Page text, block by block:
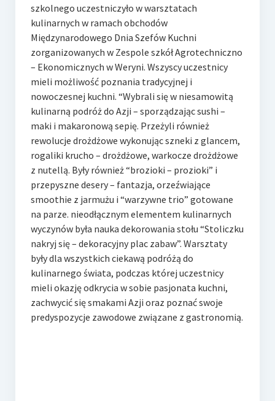
szkolnego uczestniczyło w warsztatach
kulinarnych w ramach obchodów
Międzynarodowego Dnia Szefów Kuchni
zorganizowanych w Zespole szkół Agrotechniczno
– Ekonomicznych w Weryni. Wszyscy uczestnicy
mieli możliwość poznania tradycyjnej i
nowoczesnej kuchni. “Wybrali się w niesamowitą
kulinarną podróż do Azji – sporządzając sushi –
maki i makaronową sepię. Przeżyli również
rewolucje drożdżowe wykonując szneki z glancem,
rogaliki krucho – drożdżowe, warkocze drożdżowe
z nutellą. Były również “brozioki – prozioki” i
przepyszne desery – fantazja, orzeźwiające
smoothie z jarmużu i “warzywne trio” gotowane
na parze. nieodłącznym elementem kulinarnych
wyczynów była nauka dekorowania stołu “Stoliczku
nakryj się – dekoracyjny plac zabaw”. Warsztaty
były dla wszystkich ciekawą podróżą do
kulinarnego świata, podczas której uczestnicy
mieli okazję odkrycia w sobie pasjonata kuchni,
zachwycić się smakami Azji oraz poznać swoje
predyspozycje zawodowe związane z gastronomią.